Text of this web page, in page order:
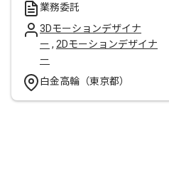
業務委託
3Dモーションデザイナ
ー , 2Dモーションデザイナ
ー
白金高輪（東京都）